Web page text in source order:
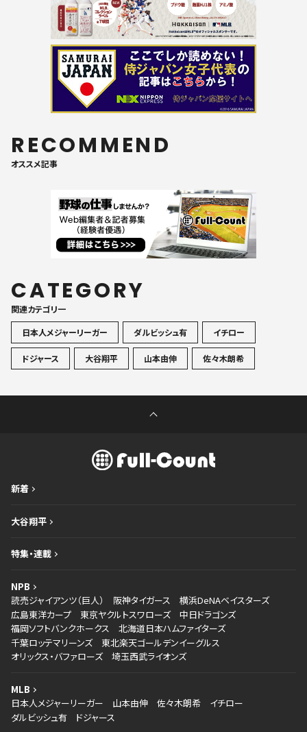
RECOMMEND
オススメ記事
CATEGORY
関連カテゴリ一
日本人メジャーリーガー
ダルビッシュ有 イチロー
ドジャース 大谷翔平 山本由伸 佐々木朗希
新着
大谷翔平
特集・連載
NPB
読売ジャイアンツ（巨人）
阪神タイガース
横浜DeNAベイスターズ
広島東洋カープ
東京ヤクルトスワローズ
中日ドラゴンズ
福岡ソフトバンクホークス
北海道日本ハムファイターズ
千葉ロッテマリーンズ
東北楽天ゴールデンイーグルス
オリックス・バファローズ
埼玉西武ライオンズ
MLB
日本人メジャーリーガー
山本由伸 佐々木朗希
イチロー
ダルビッシュ有
ドジャース